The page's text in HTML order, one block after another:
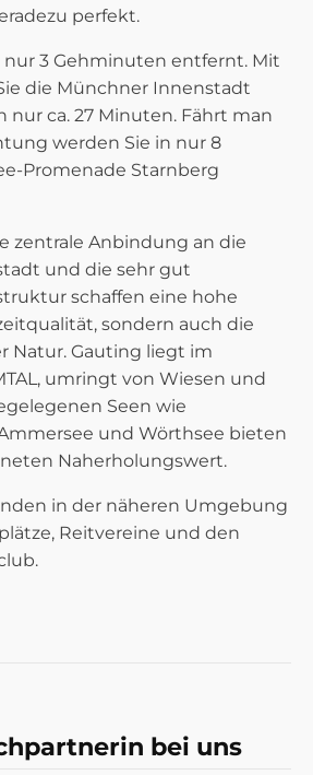
perfekt.
nur 3 Gehminuten entfernt. Mit
die Münchner Innenstadt
nur ca. 27 Minuten. Fährt man
werden Sie in nur 8
Promenade Starnberg
zentrale Anbindung an die
und die sehr gut
schaffen eine hohe
sondern auch die
Natur. Gauting liegt im
umringt von Wiesen und
Seen wie
und Wörthsee bieten
Naherholungswert.
in der näheren Umgebung
Reitvereine und den
bei uns